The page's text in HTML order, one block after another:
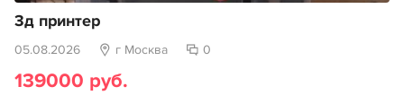
3д принтер
05.08.2026 г Москва 0
139000 руб.